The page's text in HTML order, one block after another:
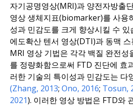
자기공명영상(MRI)과 양전자방출
영상 생체지표(biomarker)를 사용
성과 민감도를 크게 향상시킬 수 있
에도확산 텐서 영상(DTI)과 동맥
MRI 영상 기법은 각각 백질 완전성
를 정량화함으로써 FTD 진단에 효
러한 기술의 특이성과 민감도는 다
(Zhang, 2013; Ono, 2016; Tosun,
2021). 이러한 영상 방법은 FTD와